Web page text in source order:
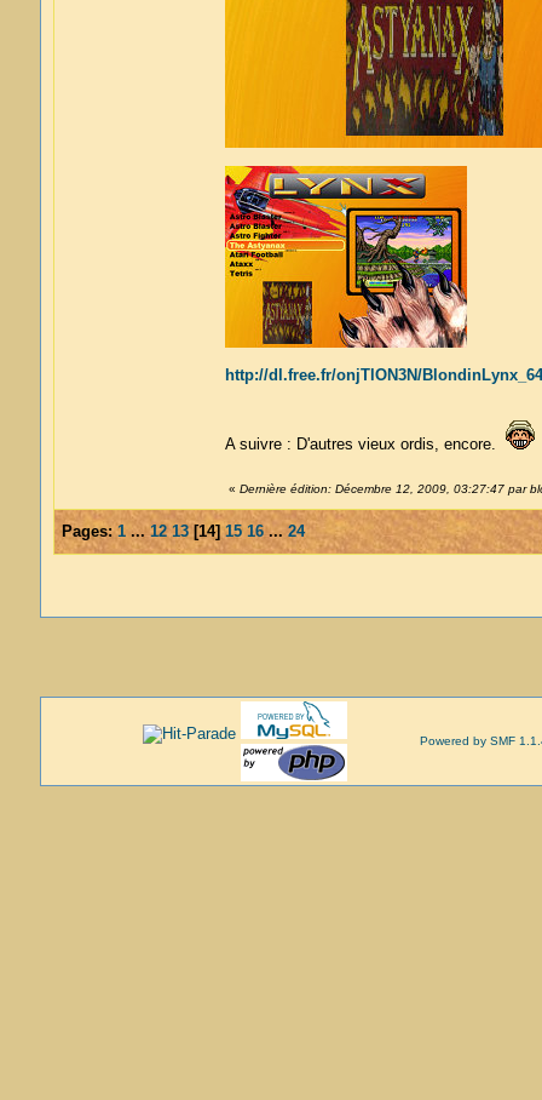
http://dl.free.fr/onjTlON3N/
A suivre : D'autres vieux ordis, encore.
« Dernière édition: Décembre 12, 2009, 03:27:47 par
Pages: 1 ...12 13[14] 15 16 ... 24
Powered by SMF